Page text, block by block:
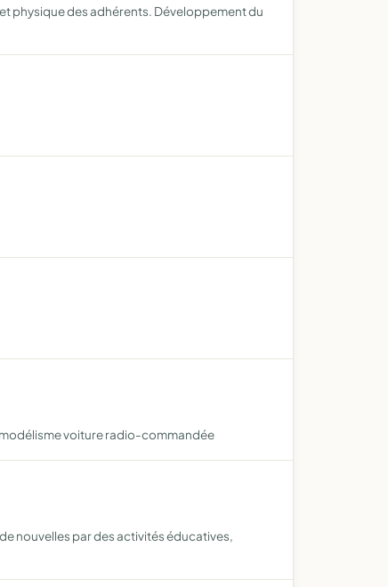
physique des adhérents. Développement du
voiture radio-commandée
nouvelles par des activités éducatives,